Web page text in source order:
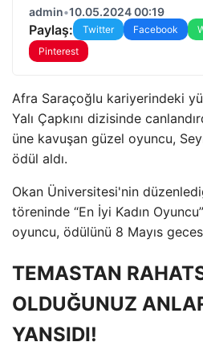
admin•10.05.2024 00:19
Paylaş: Twitter Facebook
Pinterest
Afra Saraçoğlu kariyerindeki
Yalı Çapkını dizisinde
üne kavuşan güzel oyuncu,
ödül aldı.
Okan Üniversitesi'nin
töreninde “En İyi Kadın
oyuncu, ödülünü 8 Mayıs
TEMASTAN
OLDUĞUNUZ
YANSIDI!